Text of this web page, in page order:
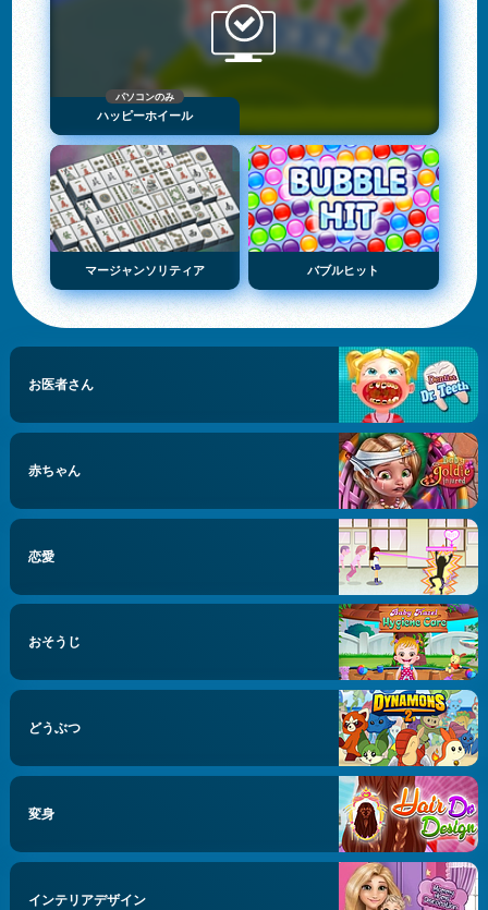
パソコンのみ
ハッピーホイール
マージャンソリティア バブルヒット
お医者さん
赤ちゃん
恋愛
おそうじ
どうぶつ
変身
インテリアデザイン